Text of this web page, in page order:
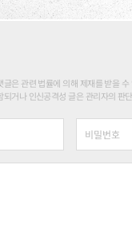
은 관련 법률에 의해 제재를 받을 수
거나 인신공격성 글은 관리자의 판